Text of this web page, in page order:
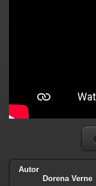
Autor
Dorena Verne